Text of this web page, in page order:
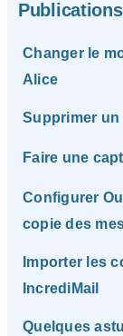
Changer le
Alice
Supprimer un
Faire une
Configurer
copie des
Importer les
IncrediMail
Quelques